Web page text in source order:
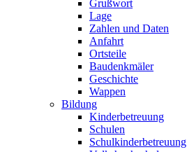
Grußwort
Lage
Zahlen und Daten
Anfahrt
Ortsteile
Baudenkmäler
Geschichte
Wappen
Bildung
Kinderbetreuung
Schulen
Schulkinderbetreuung